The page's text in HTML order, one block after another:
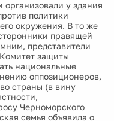
организовали у здания
политики
окружения. В то же
правящей
представители
защиты
национальные
оппозиционеров,
страны (в вину
Черноморского
семья объявила о